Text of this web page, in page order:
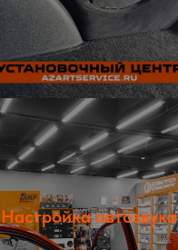
Настройка автозвука